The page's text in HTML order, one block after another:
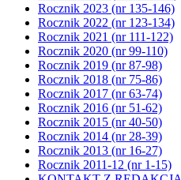
Rocznik 2023 (nr 135-146)
Rocznik 2022 (nr 123-134)
Rocznik 2021 (nr 111-122)
Rocznik 2020 (nr 99-110)
Rocznik 2019 (nr 87-98)
Rocznik 2018 (nr 75-86)
Rocznik 2017 (nr 63-74)
Rocznik 2016 (nr 51-62)
Rocznik 2015 (nr 40-50)
Rocznik 2014 (nr 28-39)
Rocznik 2013 (nr 16-27)
Rocznik 2011-12 (nr 1-15)